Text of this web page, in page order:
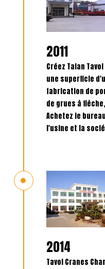
2011
Créez Taian
une superficie
fabrication de
de grues à
Achetez le
l'usine et la
2014
Tavol Cranes